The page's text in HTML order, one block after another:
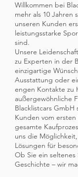
Willkommen bei
mehr als 10
unseren Kunden
leistungsstarke
sind.
Unsere
zu Experten in der
einzigartige
Ausstattung oder
engen Kontakte zu
außergewöhnliche
Blacklistcars
Kunden vom
gesamte
uns die
Lösungen für
Ob Sie ein
Geschichte – wir